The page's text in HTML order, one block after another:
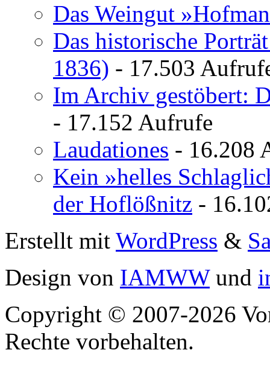
Das Weingut
Das historische
1836) - 17.503
Im Archiv gestöbert:
- 17.152 Aufrufe
Laudationes - 16.208
Kein »helles
der Hoflößnitz -
Erstellt mit WordPress &
Design von IAMWWund
Copyright © 2007-2026
Rechte vorbehalten.